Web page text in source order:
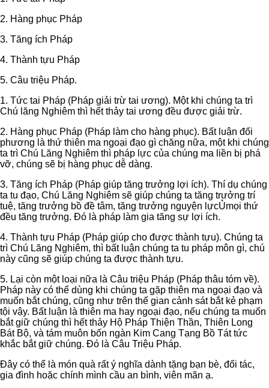
2. Hàng phục Pháp
3. Tăng ích Pháp
4. Thành tựu Pháp
5. Câu triệu Pháp.
1. Tức tai Pháp (Pháp giải trừ tai ương). Một khi chúng ta trì
Chú lăng Nghiêm thì hết thảy tai ương đều được giải trừ.
2. Hàng phục Pháp (Pháp làm cho hàng phục). Bất luận đối
phương là thứ thiên ma ngoại đạo gì chăng nữa, một khi chúng
ta trì Chú Lăng Nghiêm thì pháp lực của chúng ma liền bị phá
vỡ, chúng sẽ bị hàng phục dễ dàng.
3. Tăng ích Pháp (Pháp giúp tăng trưởng lợi ích). Thí dụ chúng
ta tu đạo, Chú Lăng Nghiêm sẽ giúp chúng ta tăng trưởng trí
tuệ, tăng trưởng bồ đề tâm, tăng trưởng nguyện lựcỦmọi thứ
đều tăng trưởng. Ðó là pháp làm gia tăng sự lợi ích.
4. Thành tựu Pháp (Pháp giúp cho được thành tựu). Chúng ta
trì Chú Lăng Nghiêm, thì bất luận chúng ta tu pháp môn gì, chú
này cũng sẽ giúp chúng ta được thành tựu.
5. Lại còn một loại nữa là Câu triệu Pháp (Pháp thâu tóm về).
Pháp này có thể dùng khi chúng ta gặp thiên ma ngoại đạo và
muốn bắt chúng, cũng như trên thế gian cảnh sát bắt kẻ phạm
tội vậy. Bất luận là thiên ma hay ngoại đạo, nếu chúng ta muốn
bắt giữ chúng thì hết thảy Hộ Pháp Thiện Thần, Thiên Long
Bát Bộ, và tám muôn bốn ngàn Kim Cang Tạng Bồ Tát tức
khắc bắt giữ chúng. Ðó là Câu Triệu Pháp.
Đây có thể là món quà rất ý nghĩa dành tặng bạn bè, đối tác,
gia đình hoặc chính mình cầu an bình, viên mãn ạ.